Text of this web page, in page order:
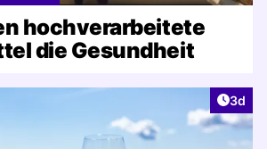
hochverarbeitete
die Gesundheit
3d